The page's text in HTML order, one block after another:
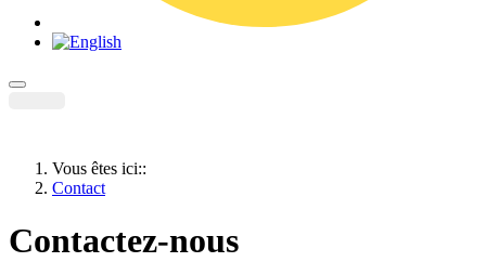
Vous êtes ici::
Contact
Contactez-nous